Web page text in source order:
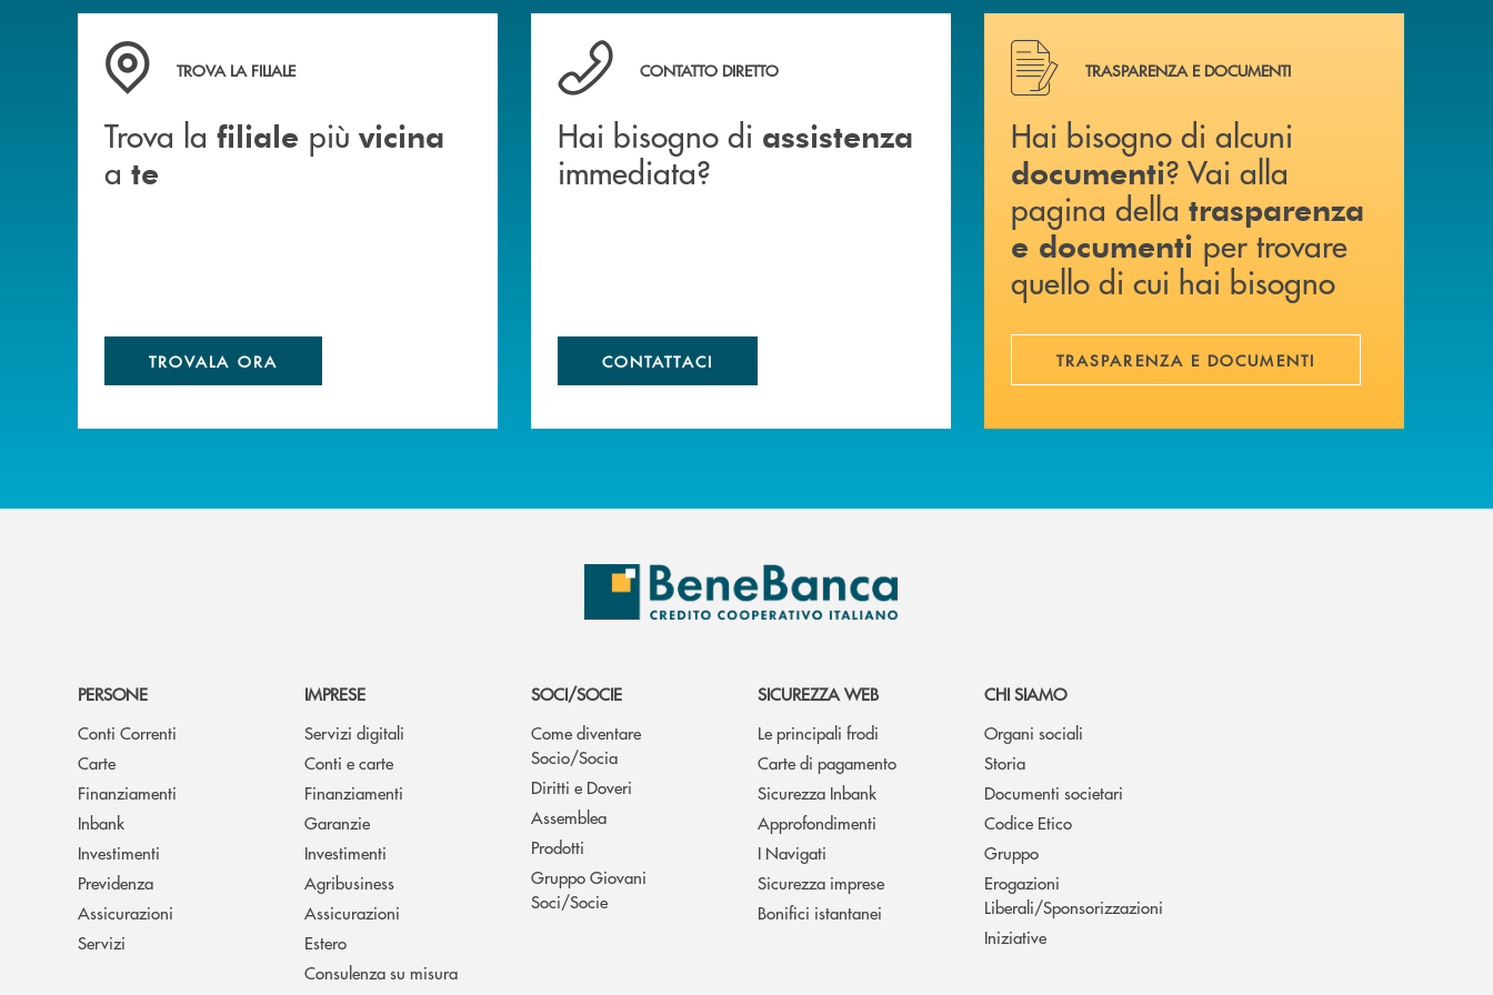
Trova la filiale più vicina a te&nbsp;
TROVA LA FILIALE
Trova la filiale più vicina
a te
TROVALA ORA
Hai bisogno di assistenza immediata?
CONTATTO DIRETTO
Hai bisogno di assistenza
immediata?
CONTATTACI
Hai bisogno di alcuni documenti ? Vai alla pagina
TRASPARENZA E DOCUMENTI
Hai bisogno di alcuni
documenti? Vai alla
pagina della trasparenza
e documenti per trovare
quello di cui hai bisogno
TRASPARENZA E DOCUMENTI
PERSONE
Conti Correnti
Carte
Finanziamenti
Inbank
Investimenti
Previdenza
Assicurazioni
Servizi
IMPRESE
Servizi digitali
Conti e carte
Finanziamenti
Garanzie
Investimenti
Agribusiness
Assicurazioni
Estero
Consulenza su misura
SOCI/SOCIE
Come diventare
Socio/Socia
Diritti e Doveri
Assemblea
Prodotti
Gruppo Giovani
Soci/Socie
SICUREZZA WEB
Le principali frodi
Carte di pagamento
Sicurezza Inbank
Approfondimenti
I Navigati
Sicurezza imprese
Bonifici istantanei
CHI SIAMO
Organi sociali
Storia
Documenti societari
Codice Etico
Gruppo
Erogazioni
Liberali/Sponsorizzazioni
Iniziative